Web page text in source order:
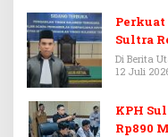
Sultra
PERADI
Di Berita
12 Juli
KPH
Rp890